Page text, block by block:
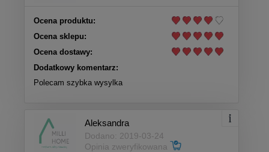
Ocena produktu:
Ocena sklepu:
Ocena dostawy:
Dodatkowy komentarz:
Polecam szybka wysylka
Aleksandra
Dodano: 2019-03-24
Opinia zweryfikowana